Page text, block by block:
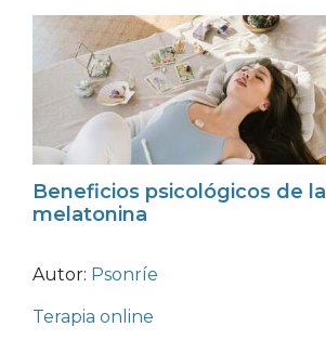
Beneficios psicológicos de la
melatonina
Autor: Psonríe
Terapia online